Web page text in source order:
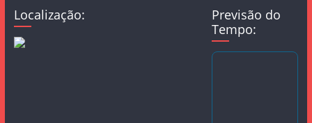
Localização:
Previsão do
Tempo: